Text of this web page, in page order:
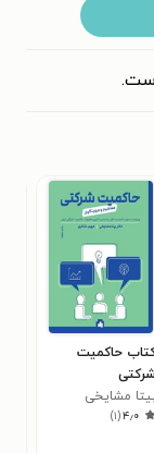
حاکمیت
مشایخی
۴٫۰(۱)